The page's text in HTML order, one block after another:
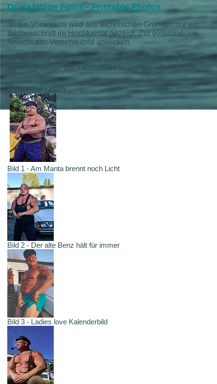
Druckfähige Fotos - Printable Photos
In der Voransicht wird aus technischen Gründen nur ein
Bildausschnitt im Hochformat gezeigt. Zur vollständigen
Ansicht das Vorschaubild anklicken.
For technical reasons some of the thumbnails only show
an image detail. Klick thumbnail to see the whole photo.
Daheeme - 2025
Bild 1 - Am Manta brennt noch Licht
Bild 2 - Der alte Benz hält für immer
Bild 3 - Ladies love Kalenderbild